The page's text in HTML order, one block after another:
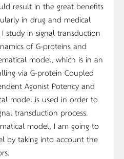
result in the great benefits
in drug and medical
study in signal transduction
of G-proteins and
model, which is in an
via G-protein Coupled
Agonist Potency and
model is used in order to
transduction process.
model, I am going to
by taking into account the